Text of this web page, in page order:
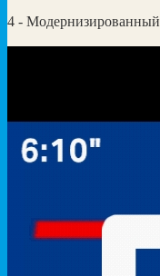
4 - Модернизированный